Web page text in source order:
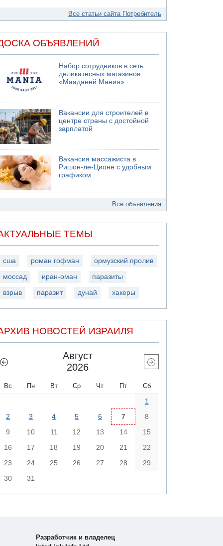
Все статьи сайта Потребитель
ОБЪЯВЛЕНИЙ
Набор сотрудников в сеть
деликатесных магазинов
«Мааданей Мания»
Вакансии для строителей в
центре страны с достойной
зарплатой
Вакансия массажиста в
Ришон-ле-Ционе с удобным
графиком
Все объявления
ТЕМЫ
сша роман гофман ормузский пролив
моссад иран-оман паразиты
взрыв паразит дунай хакеры
НОВОСТЕЙ ИЗРАИЛЯ
Август
2026
Вс Пн Вт Ср Чт Пт Сб
1
2
3 4 5 6 7
8
9
10 11 12 13 14
15
16
17 18 19 20 21
22
23
24 25 26 27 28
29
30
31
Разработчик и владелец